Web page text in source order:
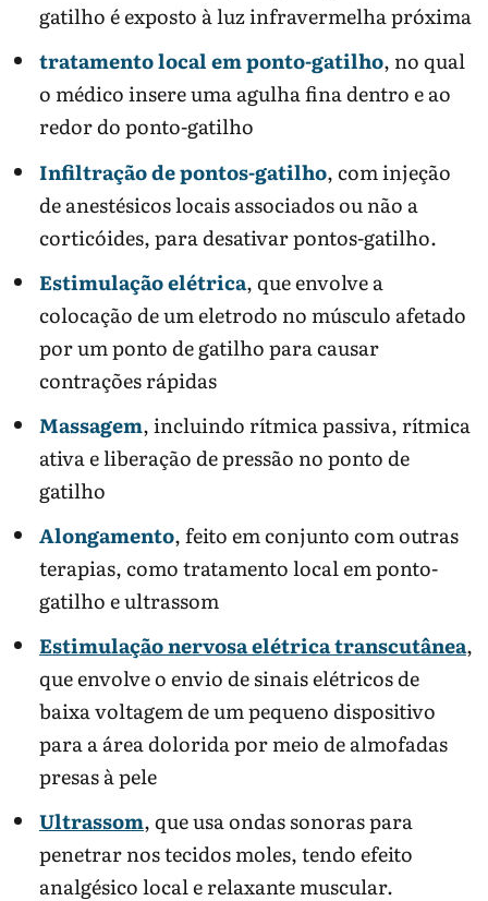
gatilho é exposto à luz infravermelha próxima
tratamento local em ponto-gatilho, no qual
o médico insere uma agulha fina dentro e ao
redor do ponto-gatilho
Infiltração de pontos-gatilho, com injeção
de anestésicos locais associados ou não a
corticóides, para desativar pontos-gatilho.
Estimulação elétrica, que envolve a
colocação de um eletrodo no músculo afetado
por um ponto de gatilho para causar
contrações rápidas
Massagem, incluindo rítmica passiva, rítmica
ativa e liberação de pressão no ponto de
gatilho
Alongamento, feito em conjunto com outras
terapias, como tratamento local em ponto-
gatilho e ultrassom
Estimulação nervosa elétrica transcutânea,
que envolve o envio de sinais elétricos de
baixa voltagem de um pequeno dispositivo
para a área dolorida por meio de almofadas
presas à pele
Ultrassom, que usa ondas sonoras para
penetrar nos tecidos moles, tendo efeito
analgésico local e relaxante muscular.